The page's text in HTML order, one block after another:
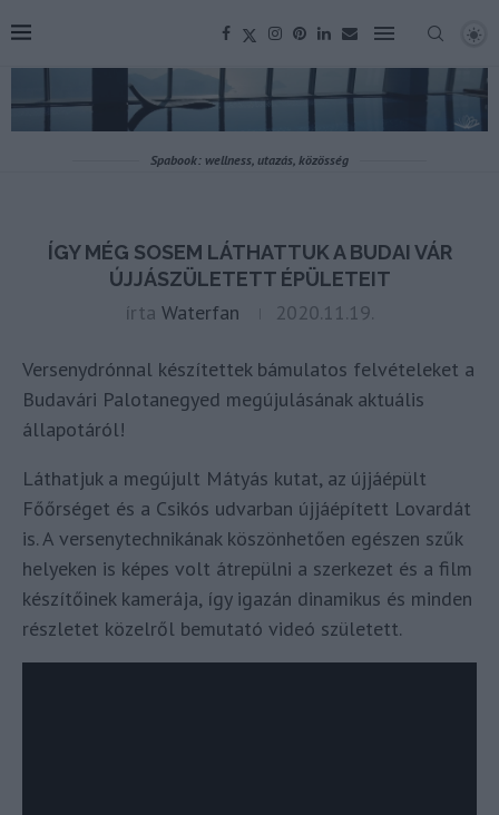
Spabook: wellness, utazás, közösség
ÍGY MÉG SOSEM LÁTHATTUK A BUDAI VÁR
ÚJJÁSZÜLETETT ÉPÜLETEIT
írta Waterfan 2020.11.19.
Versenydrónnal készítettek bámulatos felvételeket a
Budavári Palotanegyed megújulásának aktuális
állapotáról!
Láthatjuk a megújult Mátyás kutat, az újjáépült
Főőrséget és a Csikós udvarban újjáépített Lovardát
is. A versenytechnikának köszönhetően egészen szűk
helyeken is képes volt átrepülni a szerkezet és a film
készítőinek kamerája, így igazán dinamikus és minden
részletet közelről bemutató videó született.